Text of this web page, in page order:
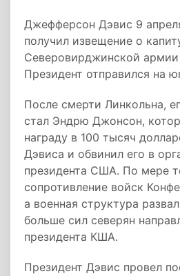
Джефферсон Дэвис 9
получил извещение о
Северовирджинской армии
Президент отправился на
После смерти Линкольна,
стал Эндрю Джонсон,
награду в 100 тысяч
Дэвиса и обвинил его в
президента США. По мере
сопротивление войск
а военная структура
больше сил северян
президента КША.
Президент Дэвис провел